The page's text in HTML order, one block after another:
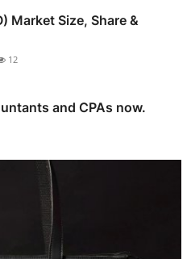
Market Size, Share &
12
and CPAs now.